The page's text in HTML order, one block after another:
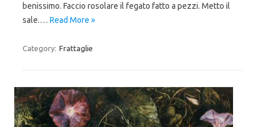
benissimo. Faccio rosolare il fegato fatto a pezzi. Metto il
sale.… Read More »
Category: Frattaglie